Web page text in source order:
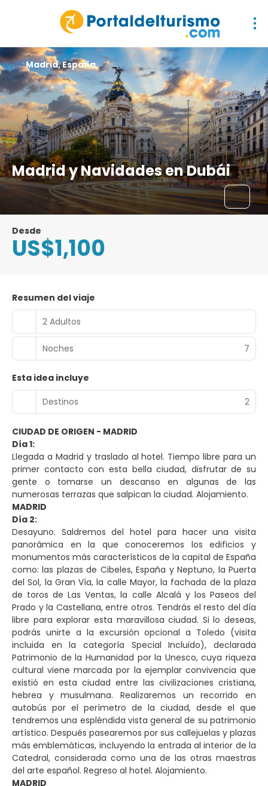
Madrid y Navidades en Dubái
Madrid, España
Desde
US$1,100
Resumen del viaje
2 Adultos
Noches 7
Esta idea incluye
Destinos
2
CIUDAD DE ORIGEN - MADRID
Día 1:
Llegada a Madrid y traslado al hotel. Tiempo libre para un
primer contacto con esta bella ciudad, disfrutar de su
gente o tomarse un descanso en algunas de las
numerosas terrazas que salpican la ciudad. Alojamiento.
MADRID
Día 2:
Desayuno. Saldremos del hotel para hacer una visita
panorámica en la que conoceremos los edificios y
monumentos más característicos de la capital de España
como: las plazas de Cibeles, España y Neptuno, la Puerta
del Sol, la Gran Vía, la calle Mayor, la fachada de la plaza
de toros de Las Ventas, la calle Alcalá y los Paseos del
Prado y la Castellana, entre otros. Tendrás el resto del día
libre para explorar esta maravillosa ciudad. Si lo deseas,
podrás unirte a la excursión opcional a Toledo (visita
incluida en la categoría Special Incluido), declarada
Patrimonio de la Humanidad por la Unesco, cuya riqueza
cultural viene marcada por la ejemplar convivencia que
existió en esta ciudad entre las civilizaciones cristiana,
hebrea y musulmana. Realizaremos un recorrido en
autobús por el perímetro de la ciudad, desde el que
tendremos una espléndida vista general de su patrimonio
artístico. Después pasearemos por sus callejuelas y plazas
más emblemáticas, incluyendo la entrada al interior de la
Catedral, considerada como una de las otras maestras
del arte español. Regreso al hotel. Alojamiento.
MADRID